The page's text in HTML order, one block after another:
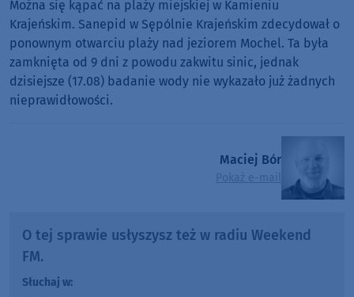
Można się kąpać na plaży miejskiej w Kamieniu
Krajeńskim. Sanepid w Sępólnie Krajeńskim zdecydował o
ponownym otwarciu plaży nad jeziorem Mochel. Ta była
zamknięta od 9 dni z powodu zakwitu sinic, jednak
dzisiejsze (17.08) badanie wody nie wykazało już żadnych
nieprawidłowości.
Maciej Bór
Pokaż e-mail
O tej sprawie usłyszysz też w radiu Weekend
FM.
Słuchaj w: